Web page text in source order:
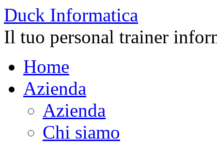
Duck Informatica
Il tuo personal trainer
Home
Azienda
Azienda
Chi siamo